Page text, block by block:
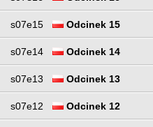
s07e15 Odcinek 15
s07e14 Odcinek 14
s07e13 Odcinek 13
s07e12 Odcinek 12